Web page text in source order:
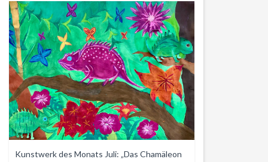
Kunstwerk des Monats Juli: „Das Chamäleon